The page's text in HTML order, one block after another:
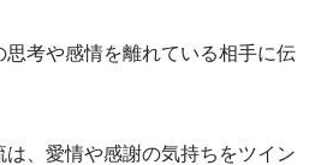
考や感情を離れている相手に伝
、愛情や感謝の気持ちをツイン